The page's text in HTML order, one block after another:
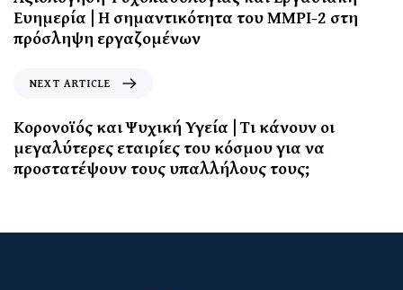
Ευημερία | Η σημαντικότητα του MMPI-2 στη
πρόσληψη εργαζομένων
NEXT ARTICLE
Κορονοϊός και Ψυχική Υγεία | Τι κάνουν οι
μεγαλύτερες εταιρίες του κόσμου για να
προστατέψουν τους υπαλλήλους τους;